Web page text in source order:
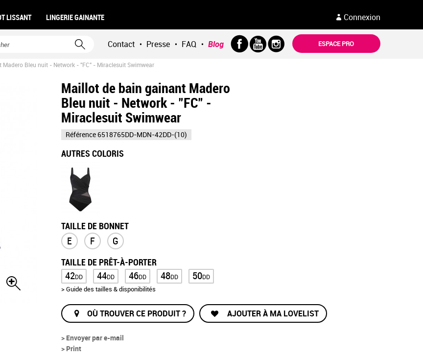
LISSANT LINGERIE GAINANTE Connexion
Contact • Presse • FAQ • Blog ESPACE PRO
Bleu nuit - Network - "FC" - Miraclesuit Swimwear
Maillot de bain gainant Madero
Bleu nuit - Network - "FC" -
Miraclesuit Swimwear
Référence 6518765DD-MDN-42DD-(10)
AUTRES COLORIS
TAILLE DE BONNET
E F G
TAILLE DE PRÊT-À-PORTER
42DD 44DD 46DD 48DD 50DD
> Guide des tailles & disponibilités
OÙ TROUVER CE PRODUIT ? AJOUTER À MA LOVELIST
> Envoyer par e-mail
> Print